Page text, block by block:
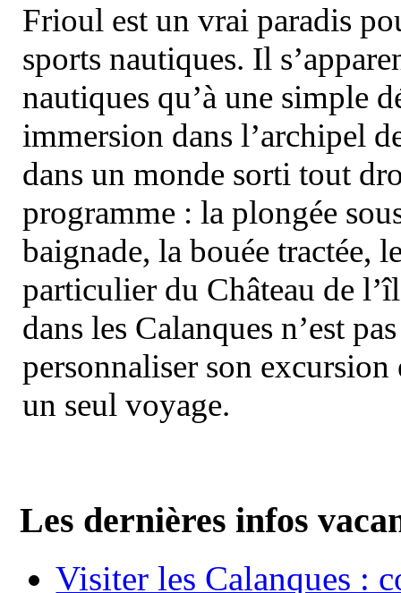
Frioul est un vrai paradis
sports nautiques. Il
nautiques qu’à une simple
immersion dans l’archipel
dans un monde sorti tout
programme : la plongée
baignade, la bouée tractée,
particulier du Château de
dans les Calanques n’est
personnaliser son
un seul voyage.
Les dernières infos
Visiter les Calanques :